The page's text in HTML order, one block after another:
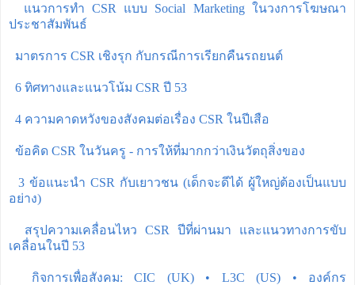
แนวการทำ CSR แบบ Social Marketing ในวงการโฆษณา
ประชาสัมพันธ์
มาตรการ CSR เชิงรุก กับกรณีการเรียกคืนรถยนต์
6 ทิศทางและแนวโน้ม CSR ปี 53
4 ความคาดหวังของสังคมต่อเรื่อง CSR ในปีเสือ
ข้อคิด CSR ในวันครู - การให้ที่มากกว่าเงินวัตถุสิ่งของ
3 ข้อแนะนำ CSR กับเยาวชน (เด็กจะดีได้ ผู้ใหญ่ต้องเป็นแบบ
อย่าง)
สรุปความเคลื่อนไหว CSR ปีที่ผ่านมา และแนวทางการขับ
เคลื่อนในปี 53
กิจการเพื่อสังคม: CIC (UK) • L3C (US) • องค์กร